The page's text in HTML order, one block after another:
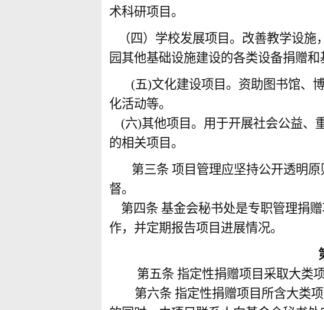
术科研项目。
（四）学校发展项目。改善教学设
园其他基础设施建设的各类设备捐赠和
(五)文化建设项目。资助图书馆、
化活动等。
(六)其他项目。用于开展社会公益、
的相关项目。
第三条 项目管理应坚持公开透明
督。
第四条 基金会秘书处是专职管理捐
作，并定期报告项目进展情况。
第五条 指定性捐赠项目采取大类
第六条 指定性捐赠项目所含大类